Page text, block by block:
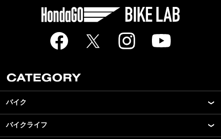
バイク
New Model Show
バイクライフ